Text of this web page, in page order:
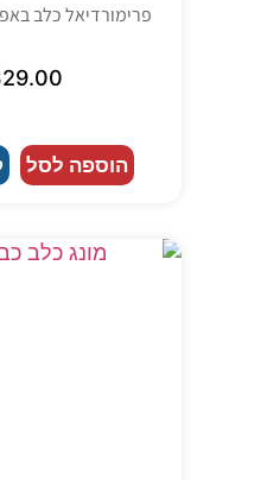
פרימורדיאל כלב באפלו
הוספה לסל